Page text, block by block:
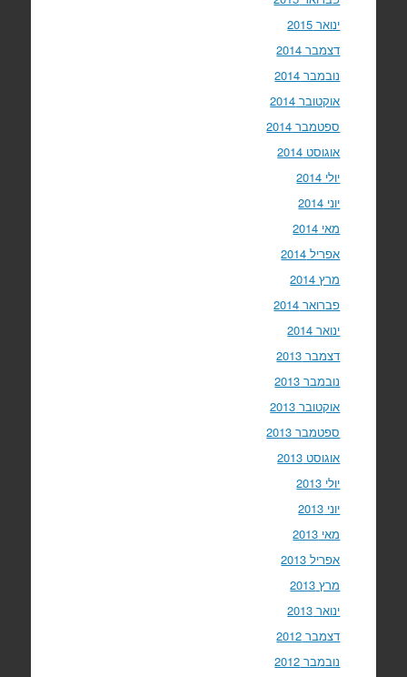
ינואר 2015
דצמבר 2014
נובמבר 2014
אוקטובר 2014
ספטמבר 2014
אוגוסט 2014
יולי 2014
יוני 2014
מאי 2014
אפריל 2014
מרץ 2014
פברואר 2014
ינואר 2014
דצמבר 2013
נובמבר 2013
אוקטובר 2013
ספטמבר 2013
אוגוסט 2013
יולי 2013
יוני 2013
מאי 2013
אפריל 2013
מרץ 2013
ינואר 2013
דצמבר 2012
נובמבר 2012